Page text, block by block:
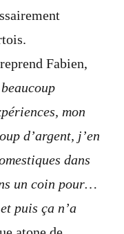
reprend Fabien,
mon
d’argent, j’en
dans
un coin pour…
puis ça n’a